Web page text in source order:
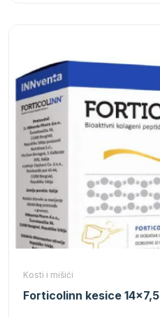
Kosti i mišići
Forticolinn kesice